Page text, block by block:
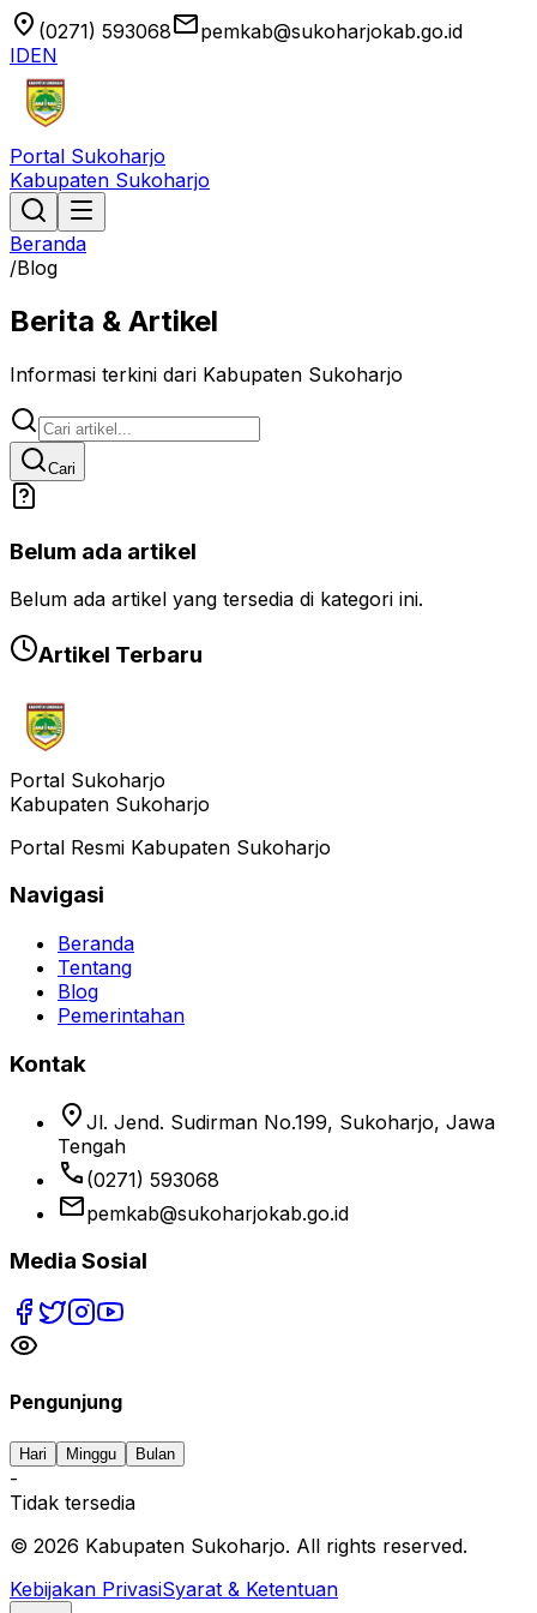
location_on (0271) 593068emailpemkab@sukoharjokab.go.id
IDEN
Portal Sukoharjo
Kabupaten Sukoharjo
Beranda
/Blog
Berita & Artikel
Informasi terkini dari Kabupaten Sukoharjo
Cari
Belum ada artikel
Belum ada artikel yang tersedia di kategori ini.
Artikel Terbaru
Portal Sukoharjo
Kabupaten Sukoharjo
Portal Resmi Kabupaten Sukoharjo
Navigasi
Beranda
Tentang
Blog
Pemerintahan
Kontak
location_on Jl. Jend. Sudirman No.199, Sukoharjo, Jawa
Tengah
phone (0271) 593068
emailpemkab@sukoharjokab.go.id
Media Sosial
Pengunjung
Hari Minggu Bulan
-
Tidak tersedia
© 2026 Kabupaten Sukoharjo. All rights reserved.
Kebijakan PrivasiSyarat & Ketentuan